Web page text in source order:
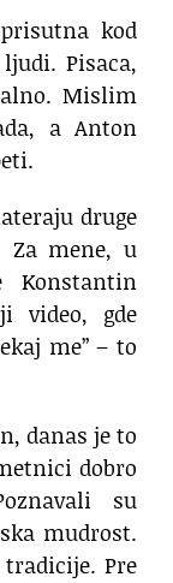
kod
Pisaca,
Mislim
a Anton
druge
Za mene, u
Konstantin
video, gde
me” – to
danas je to
dobro
su
mudrost.
Pre